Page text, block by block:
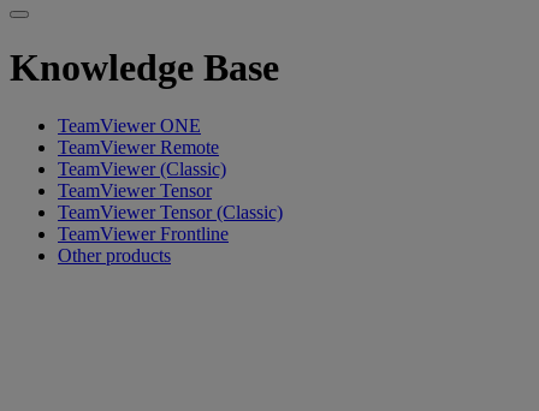
Knowledge Base
TeamViewer ONE
TeamViewer Remote
TeamViewer (Classic)
TeamViewer Tensor
TeamViewer Tensor (Classic)
TeamViewer Frontline
Other products